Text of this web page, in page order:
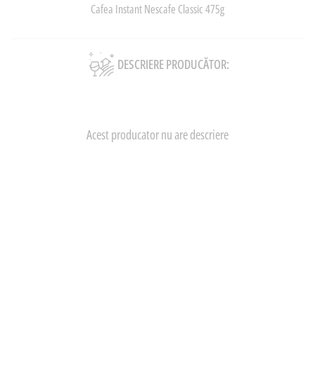
Cafea Instant Nescafe Classic 475g
DESCRIERE PRODUCĂTOR:
Acest producator nu are descriere